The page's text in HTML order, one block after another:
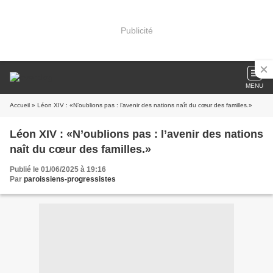
Publicité
MENU
Accueil » Léon XIV : «N’oublions pas : l’avenir des nations naît du cœur des familles.»
Léon XIV : «N’oublions pas : l’avenir des nations
naît du cœur des familles.»
Publié le 01/06/2025 à 19:16
Par paroissiens-progressistes